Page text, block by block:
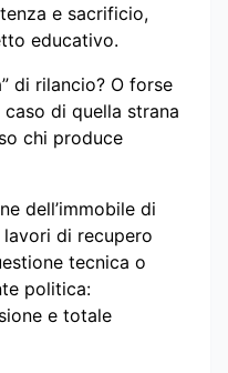
e sacrificio,
educativo.
di rilancio? O forse
caso di quella strana
chi produce
dell’immobile di
di recupero
tecnica o
politica:
e totale